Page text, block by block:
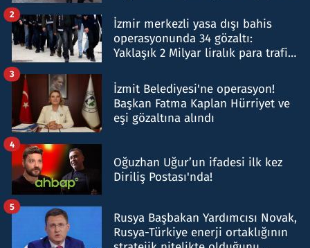
İzmir merkezli yasa dışı bahis
operasyonunda 34 gözaltı:
Yaklaşık 2 Milyar liralık para trafiği
2
İzmit Belediyesi'ne operasyon!
Başkan Fatma Kaplan Hürriyet ve
eşi gözaltına alındı
3
Oğuzhan Uğur’un ifadesi ilk kez
Diriliş Postası'nda!
4
Rusya Başbakan Yardımcısı Novak,
Rusya-Türkiye enerji ortaklığının
5